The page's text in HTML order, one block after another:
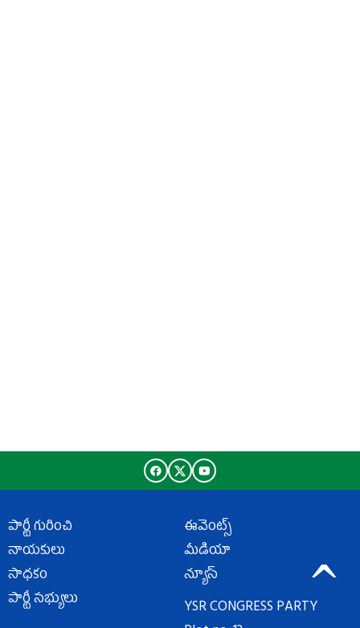
పార్టీ గురించి
నాయకులు
సాధకం
పార్టీ సభ్యులు
ఈవెంట్స్
మీడియా
న్యూస్
YSR CONGRESS PARTY